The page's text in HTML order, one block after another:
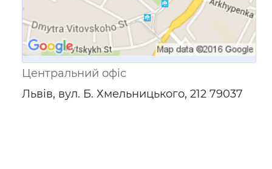
Центральний офіс
Львів, вул. Б. Хмельницького, 212 79037